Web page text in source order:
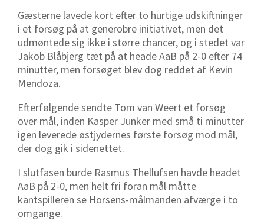
Gæsterne lavede kort efter to hurtige udskiftninger
i et forsøg på at generobre initiativet, men det
udmøntede sig ikke i større chancer, og i stedet var
Jakob Blåbjerg tæt på at heade AaB på 2-0 efter 74
minutter, men forsøget blev dog reddet af Kevin
Mendoza.
Efterfølgende sendte Tom van Weert et forsøg
over mål, inden Kasper Junker med små ti minutter
igen leverede østjydernes første forsøg mod mål,
der dog gik i sidenettet.
I slutfasen burde Rasmus Thellufsen havde headet
AaB på 2-0, men helt fri foran mål måtte
kantspilleren se Horsens-målmanden afværge i to
omgange.